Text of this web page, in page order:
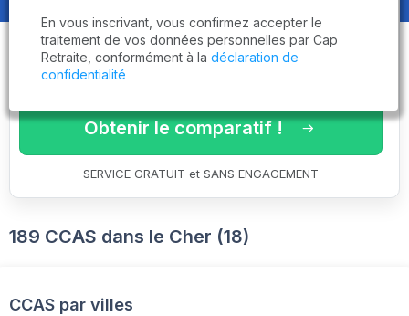
Obtenez le
comparatif des
établissementsadaptés à vos
critères en 3 minutes !
Obtenir le comparatif !
SERVICE GRATUIT et SANS ENGAGEMENT
189 CCAS dans le Cher (18)
CCAS par villes
En vous inscrivant, vous confirmez accepter le
traitement de vos données personnelles par Cap
Retraite, conformément à la déclaration de
confidentialité